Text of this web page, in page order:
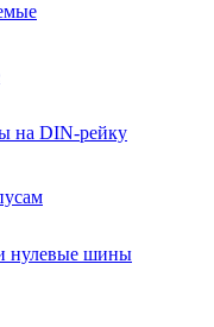
на DIN-рейку
нулевые шины